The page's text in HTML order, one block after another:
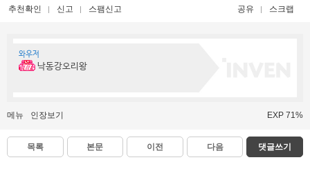
추천확인 신고 스팸신고 공유 스크랩
와우저
낙동강오리왕
메뉴 인장보기 EXP 71%
목록 본문 이전 다음 댓글쓰기